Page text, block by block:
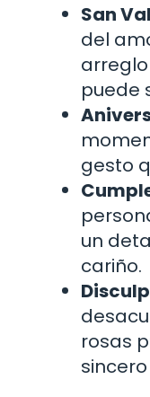
San
del
puede
gesto
un
cariño.
rosas